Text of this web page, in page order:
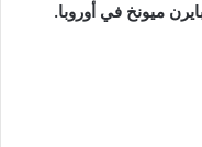
ميونخ في أوروبا.